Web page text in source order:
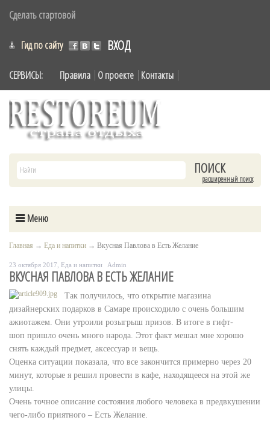
Сделать стартовой
ВХОД
Гид по сайту
СЕРВИСЫ: Правила О проекте Контакты
расширенный поиск
Меню
Главная → Еда и напитки → Вкусная Павлова в Есть Желание
23 октября 2017, Еда и напитки Admin
ВКУСНАЯ ПАВЛОВА В ЕСТЬ ЖЕЛАНИЕ
Так получилось, что открытие магазина
дизайнерских подарков в Самаре происходило с очень большим
ажиотажем. Они утроили розыгрыш призов. В итоге в гифт-
шоп пришло очень много народа. Этот факт мешал мне хорошо
снять каждый предмет, аксессуар и вещь.
Оценка ситуации показала, что все закончится примерно через 20
минут, которые я решил провести в кафе, находящееся на этой же
улицы.
Очень точное описание состояния любого человека в предвкушении
чего-либо приятного – Есть Желание.